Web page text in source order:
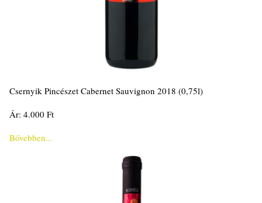
Csernyik Pincészet Cabernet Sauvignon 2018 (0,75l)
Ár: 4.000 Ft
Bővebben...